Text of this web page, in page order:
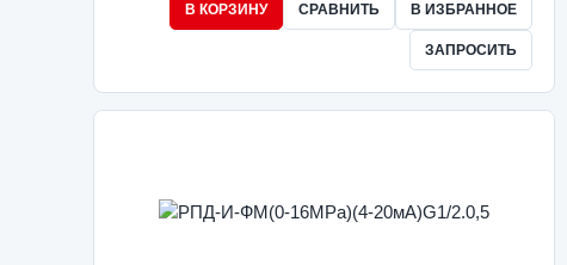
В КОРЗИНУ СРАВНИТЬ В ИЗБРАННОЕ
ЗАПРОСИТЬ